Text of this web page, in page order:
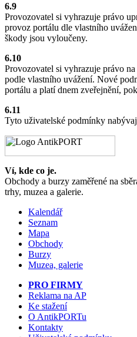
6.9
Provozovatel si vyhrazuje právo
provoz portálu dle vlastního
škody jsou vyloučeny.
6.10
Provozovatel si vyhrazuje právo
podle vlastního uvážení. Nové
portálu a platí dnem zveřejnění,
6.11
Tyto uživatelské podmínky
Ví, kde co je.
Obchody a burzy zaměřené na
trhy, muzea a galerie.
Kalendář
Seznam
Mapa
Obchody
Burzy
Muzea, galerie
PRO FIRMY
Reklama na AP
Ke stažení
O AntikPORTu
Kontakty